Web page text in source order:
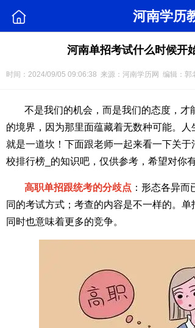
河南学历
河南单招考试什么时候开
时间：2024/09/05 09:06:38 来源：河南学历网 编辑：郭
不是我们的机会，而是我们的态度，
的境界，因为那里面蕴藏着无数种可能。
就是一道坎！下面跟老师一起来看一下关
校排行榜_的知识吧，仅供参考，希望对你
高职单招跟统考的分歧点 ：形态各异
同的考试方式；考查的内容是不一样的。
同时也意味着更多的竞争。